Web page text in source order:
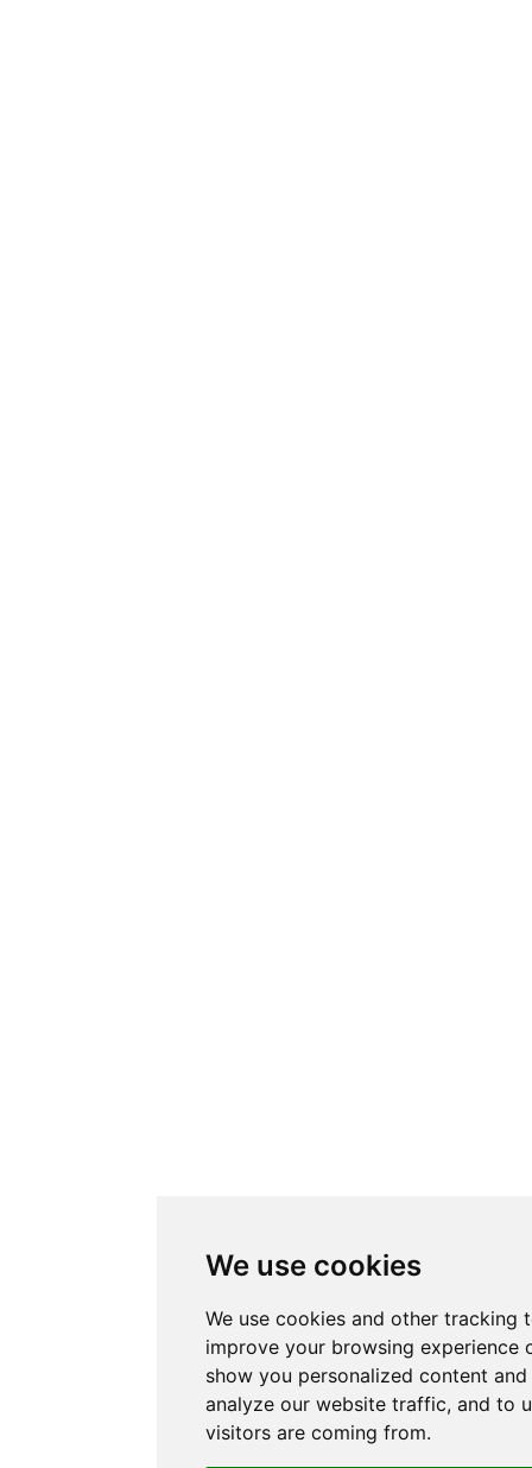
We use cookies
We use cookies and other tracking
improve your browsing experience
show you personalized content
analyze our website traffic, and to
visitors are coming from.